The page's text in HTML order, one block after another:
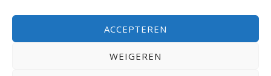
ACCEPTEREN
WEIGEREN
Vrijdag: 14:00 – 01:00
Zaterdag: 12:00 – 01:00
Zondag: 12:00 – 22:00